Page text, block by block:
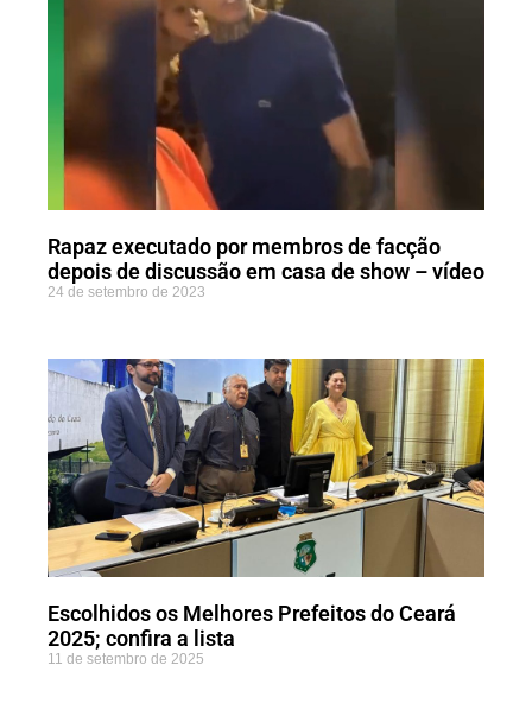
Rapaz executado por membros de facção
depois de discussão em casa de show – vídeo
24 de setembro de 2023
Escolhidos os Melhores Prefeitos do Ceará
2025; confira a lista
11 de setembro de 2025